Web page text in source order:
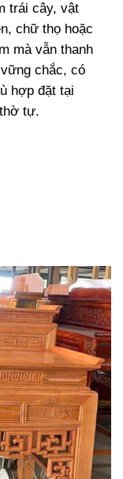
trái cây, vật
chữ thọ hoặc
mà vẫn thanh
chắc, có
hợp đặt tại
tự.